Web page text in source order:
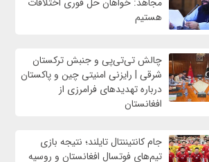
هستیم
چالش تی‌تی‌پی و جنبش ترکستان
شرقی | رایزنی امنیتی چین و پاکستان
درباره تهدیدهای فرامرزی از
افغانستان
جام کانتیننتال تایلند؛ نتیجه بازی
تیم‌های فوتسال افغانستان و روسیه